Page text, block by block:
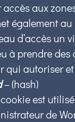
aux
également
d’accès un
à prendre des
qui autoriser
– (hash)
est
de